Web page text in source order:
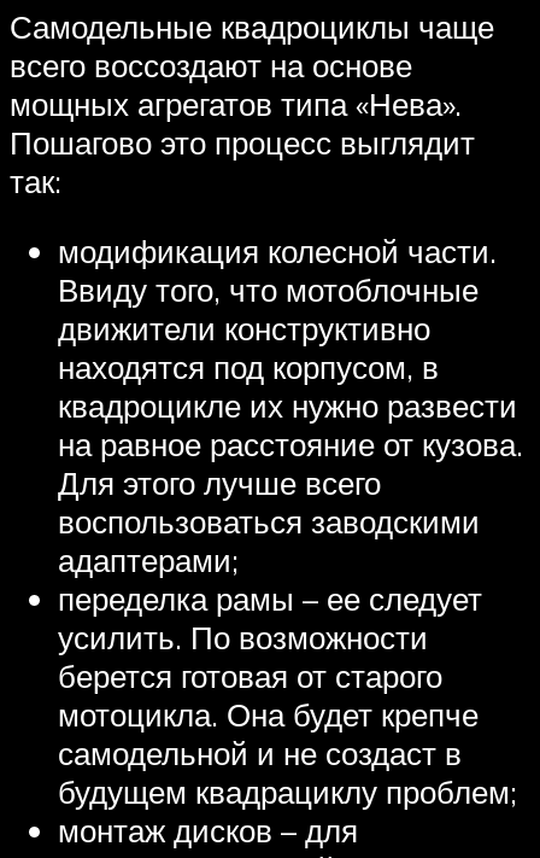
Самодельные квадроциклы чаще
всего воссоздают на основе
мощных агрегатов типа «Нева».
Пошагово это процесс выглядит
так:
модификация колесной части.
Ввиду того, что мотоблочные
движители конструктивно
находятся под корпусом, в
квадроцикле их нужно развести
на равное расстояние от кузова.
Для этого лучше всего
воспользоваться заводскими
адаптерами;
переделка рамы – ее следует
усилить. По возможности
берется готовая от старого
мотоцикла. Она будет крепче
самодельной и не создаст в
будущем квадрациклу проблем;
монтаж дисков – для